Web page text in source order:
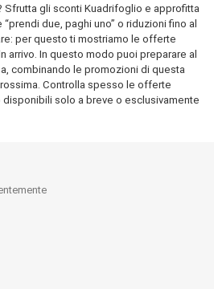
Sfrutta gli sconti Kuadrifoglio e approfitta
due, paghi uno” o riduzioni fino al
per questo ti mostriamo le offerte
arrivo. In questo modo puoi preparare al
combinando le promozioni di questa
Controlla spesso le offerte
solo a breve o esclusivamente